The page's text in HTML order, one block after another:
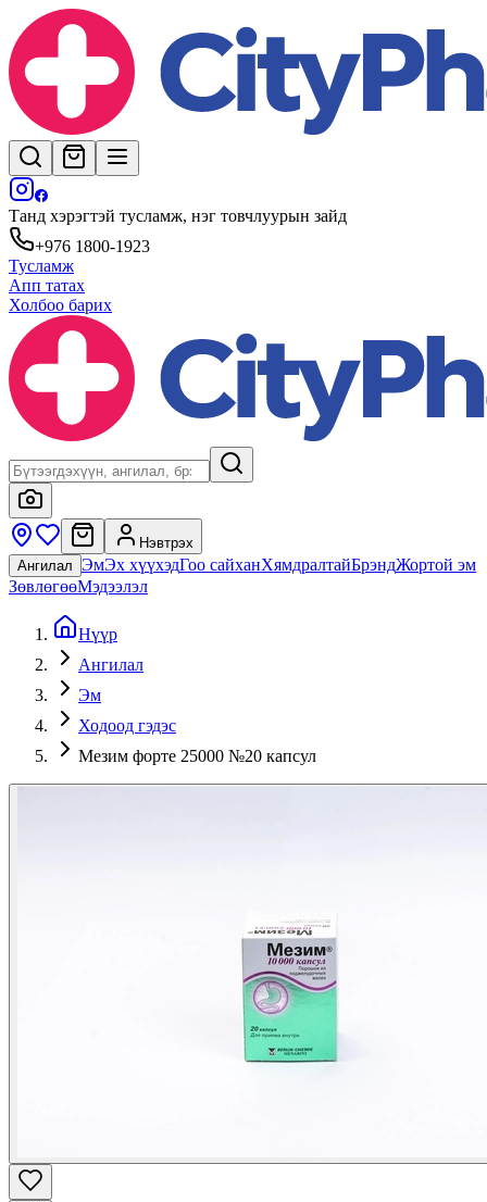
Танд хэрэгтэй тусламж, нэг товчлуурын зайд
+976 1800-1923
Тусламж
Апп татах
Холбоо барих
Нэвтрэх
Ангилал ЭмЭх хүүхэдГоо сайханХямдралтайБрэндЖортой эм
ЗөвлөгөөМэдээлэл
Нүүр
Ангилал
Эм
Ходоод гэдэс
Мезим форте 25000 №20 капсул